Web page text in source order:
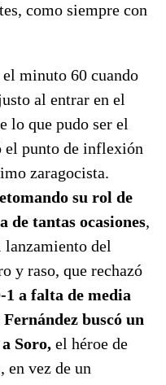
como siempre con
minuto 60 cuando
al entrar en el
lo que pudo ser el
el punto de inflexión
zaragocista.
su rol de
de tantas ocasiones,
lanzamiento del
y raso, que rechazó
a falta de media
buscó un
Soro, el héroe de
en vez de un